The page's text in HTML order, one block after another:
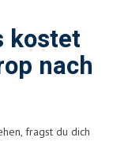
kostet
nach
fragst du dich